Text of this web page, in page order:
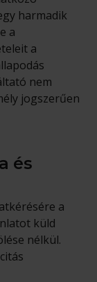
harmadik
a
a
nem
jogszerűen
és
a
küld
nélkül.